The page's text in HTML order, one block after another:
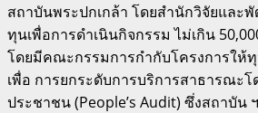
สถาบันพระปกเกล้า โดยสำนักวิจัยแล
ทุนเพื่อการดำเนินกิจกรรม ไม่เกิน
โดยมีคณะกรรมการกำกับโครงการให้
เพื่อ การยกระดับการบริการสาธารณะ
ประชาชน (People’s Audit) ซึ่งสถาบัน